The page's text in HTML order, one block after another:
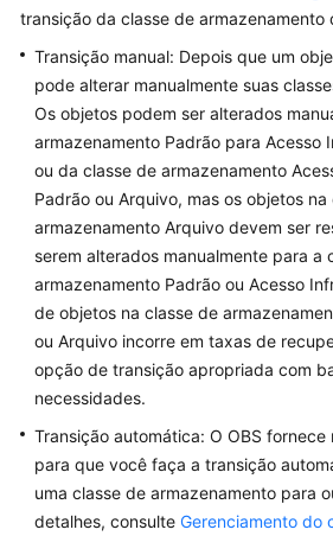
Feature
Guide
(Kuala
Region)
Best
Practices
(Kuala
Lumpur
Region)
User
Guide
(Ankara
API
Reference
(Ankara
transição da classe de armazenamento
Transição manual: Depois que um
pode alterar manualmente suas
Os objetos podem ser alterados
armazenamento Padrão para Acesso
ou da classe de armazenamento
Padrão ou Arquivo, mas os objetos na
armazenamento Arquivo devem ser
serem alterados manualmente para a
armazenamento Padrão ou Acesso
de objetos na classe de
ou Arquivo incorre em taxas de
opção de transição apropriada com
necessidades.
Transição automática: O OBS
para que você faça a transição
uma classe de armazenamento para
detalhes, consulte Gerenciamento do